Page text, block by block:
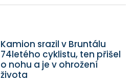
Kamion srazil v Bruntálu
74letého cyklistu, ten přišel
o nohu a je v ohrožení
života